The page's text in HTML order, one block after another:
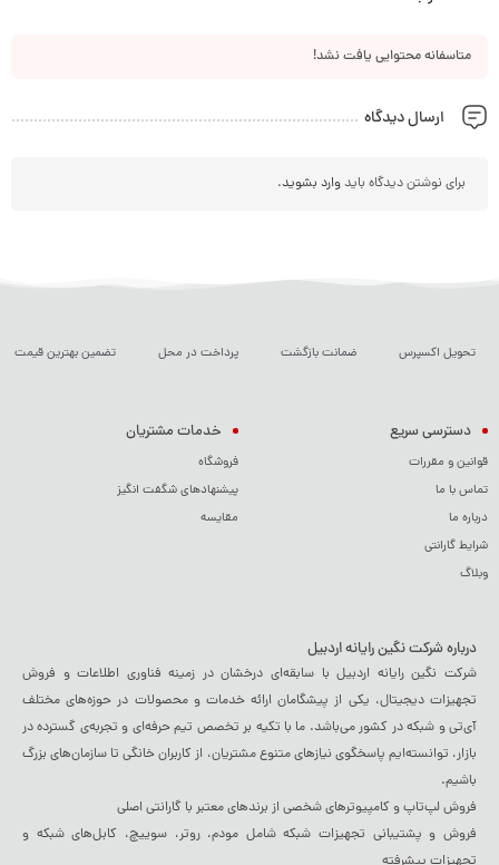
متاسفانه محتوایی یافت نشد!
ارسال دیدگاه
برای نوشتن دیدگاه بایدوارد بشوید.
تحویل اکسپرس ضمانت بازگشت پرداخت در محل تضمین بهترین قیمت
دسترسی سریع
قوانین و مقررات
تماس با ما
درباره ما
شرایط گارانتی
وبلاگ
خدمات مشتریان
فروشگاه
پیشنهادهای شگفت انگیز
مقایسه
درباره شرکت نگین رایانه اردبیل
شرکت نگین رایانه اردبیل با سابقه‌ای درخشان در زمینه فناوری اطلاعات و فروش
تجهیزات دیجیتال، یکی از پیشگامان ارائه خدمات و محصولات در حوزه‌های مختلف
آی‌تی و شبکه در کشور می‌باشد. ما با تکیه بر تخصص تیم حرفه‌ای و تجربه‌ی گسترده در
بازار، توانسته‌ایم پاسخگوی نیازهای متنوع مشتریان، از کاربران خانگی تا سازمان‌های بزرگ
باشیم.
فروش لپ‌تاپ و کامپیوترهای شخصی از برندهای معتبر با گارانتی اصلی
فروش و پشتیبانی تجهیزات شبکه شامل مودم، روتر، سوییچ، کابل‌های شبکه و